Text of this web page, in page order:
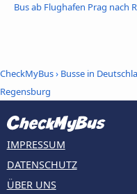
Bus ab Flughafen Prag nach
CheckMyBus› Busse in
Regensburg
IMPRESSUM
DATENSCHUTZ
ÜBER UNS